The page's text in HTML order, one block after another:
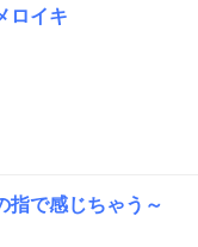
ロイキ
指で感じちゃう～